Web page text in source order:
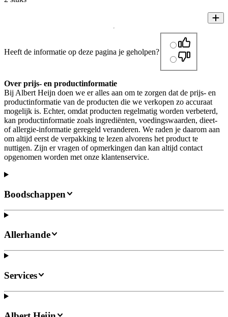
Heeft de informatie op deze pagina je geholpen?
Over prijs- en productinformatie
Bij Albert Heijn doen we er alles aan om te zorgen dat de prijs- en
productinformatie van de producten die we verkopen zo accuraat
mogelijk is. Echter, omdat producten regelmatig worden verbeterd,
kan productinformatie zoals ingrediënten, voedingswaarden, dieet-
of allergie-informatie geregeld veranderen. We raden je daarom aan
om altijd eerst de verpakking te lezen alvorens het product te
nuttigen. Zijn er vragen of opmerkingen dan kan altijd contact
opgenomen worden met onze klantenservice.
Boodschappen
Allerhande
Services